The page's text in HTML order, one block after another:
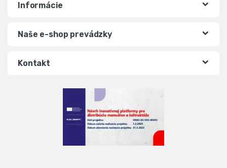
Informácie
Naše e-shop prevádzky
Kontakt